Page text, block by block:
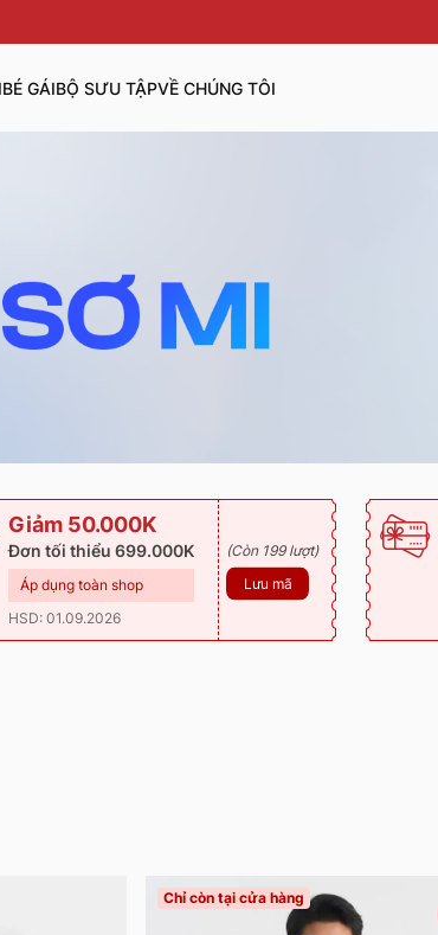
BÉ GÁIBỘ SƯU TẬPVỀ CHÚNG TÔI
Giảm 50.000K
Đơn tối thiểu 699.000K
Áp dụng toàn shop
HSD: 01.09.2026
(Còn 199 lượt)
Lưu mã
Chỉ còn tại cửa hàng